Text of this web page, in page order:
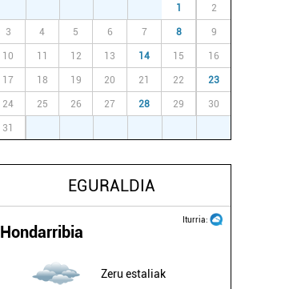
1 2
3 4 5 6 7 8 9
10 11 12 13 14 15 16
17 18 19 20 21 22 23
24 25 26 27 28 29 30
31
EGURALDIA
Iturria:
Hondarribia
Zeru estaliak